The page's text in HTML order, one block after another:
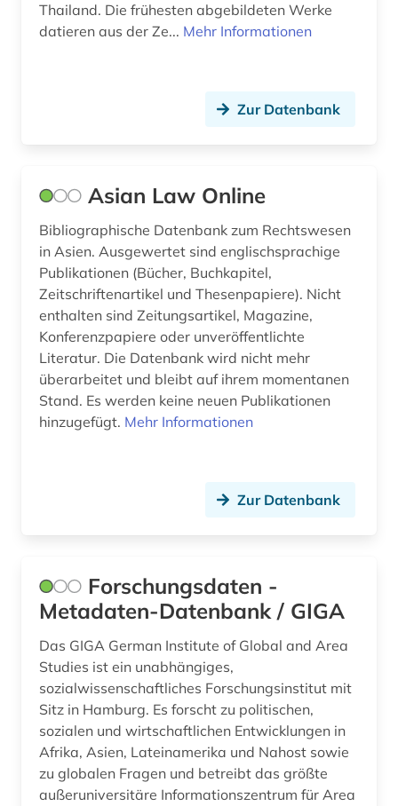
Thailand. Die frühesten abgebildeten Werke
datieren aus der Ze... Mehr Informationen
Zur Datenbank
Asian Law Online
Bibliographische Datenbank zum Rechtswesen
in Asien. Ausgewertet sind englischsprachige
Publikationen (Bücher, Buchkapitel,
Zeitschriftenartikel und Thesenpapiere). Nicht
enthalten sind Zeitungsartikel, Magazine,
Konferenzpapiere oder unveröffentlichte
Literatur. Die Datenbank wird nicht mehr
überarbeitet und bleibt auf ihrem momentanen
Stand. Es werden keine neuen Publikationen
hinzugefügt. Mehr Informationen
Zur Datenbank
Forschungsdaten -
Metadaten-Datenbank / GIGA
Das GIGA German Institute of Global and Area
Studies ist ein unabhängiges,
sozialwissenschaftliches Forschungsinstitut mit
Sitz in Hamburg. Es forscht zu politischen,
sozialen und wirtschaftlichen Entwicklungen in
Afrika, Asien, Lateinamerika und Nahost sowie
zu globalen Fragen und betreibt das größte
außeruniversitäre Informationszentrum für Area